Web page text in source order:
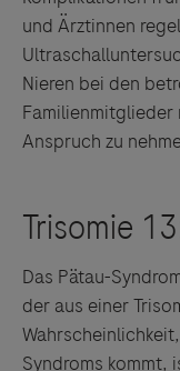
und Ärztinnen
Nieren bei den
Anspruch zu
Das Pätau-
der aus einer
Syndroms kommt,